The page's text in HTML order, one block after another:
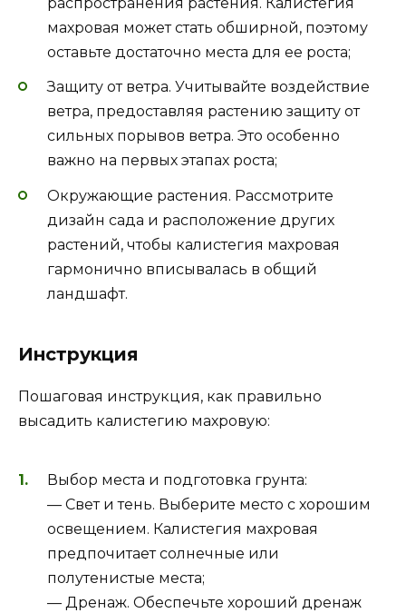
махровая может стать обширной, поэтому
оставьте достаточно места для ее роста;
Защиту от ветра. Учитывайте воздействие
ветра, предоставляя растению защиту от
сильных порывов ветра. Это особенно
важно на первых этапах роста;
Окружающие растения. Рассмотрите
дизайн сада и расположение других
растений, чтобы калистегия махровая
гармонично вписывалась в общий
ландшафт.
Инструкция
Пошаговая инструкция, как правильно
высадить калистегию махровую:
Выбор места и подготовка грунта:
— Свет и тень. Выберите место с хорошим
освещением. Калистегия махровая
предпочитает солнечные или
полутенистые места;
— Дренаж. Обеспечьте хороший дренаж